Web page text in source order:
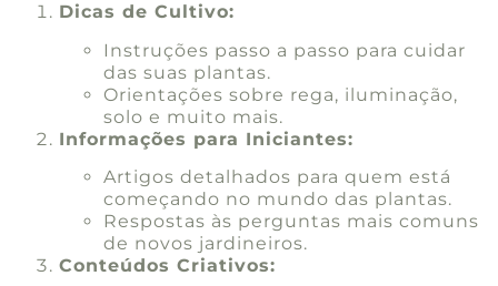
Dicas de Cultivo:
Instruções passo a passo para cuidar
das suas plantas.
Orientações sobre rega, iluminação,
solo e muito mais.
Informações para Iniciantes:
Artigos detalhados para quem está
começando no mundo das plantas.
Respostas às perguntas mais comuns
de novos jardineiros.
Conteúdos Criativos: